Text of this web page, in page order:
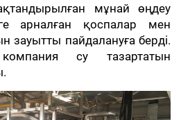
мұнай өңдеу
арналған қоспалар мен
зауытты пайдалануға берді.
су тазартатын